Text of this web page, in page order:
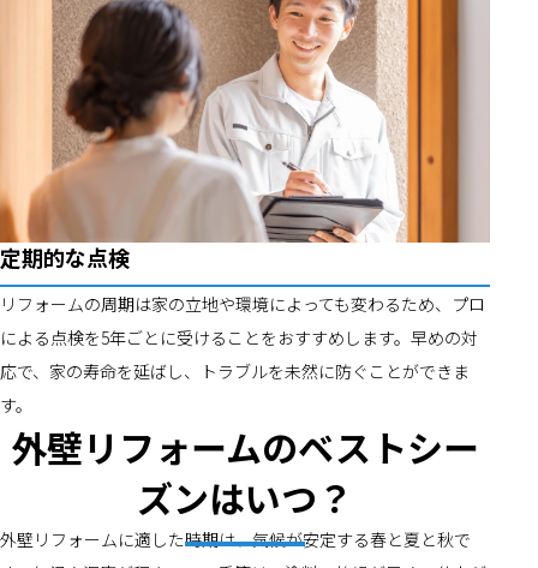
定期的な点検
リフォームの周期は家の立地や環境によっても変わるため、プロ
による点検を5年ごとに受けることをおすすめします。早めの対
応で、家の寿命を延ばし、トラブルを未然に防ぐことができま
す。
外壁リフォームのベストシー
ズンはいつ？
外壁リフォームに適した時期は、気候が安定する春と夏と秋で